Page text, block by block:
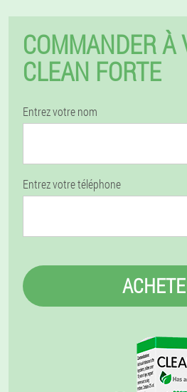
COMMANDER À
CLEAN FORTE
Entrez votre nom
Entrez votre téléphone